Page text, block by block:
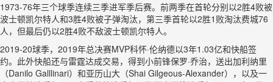
1973-76年三个球季连续三季进军季后赛。前两季在首轮分别以2胜4败被
波士顿凯尔特人和3胜4败被子弹淘汰，第三季首轮以2胜1败淘汰费城76
人，但最后仍以2胜4败不敌波士顿凯尔特人。
2019-20球季，2019年总决赛MVP科怀·伦纳德以3年1.03亿和快船签
约。此外快船还与雷霆达成交易，得到小前锋保罗·乔治，送出加利纳里
（Danilo Galllinari）和亚历山大（Shai Gilgeous-Alexander），以及一